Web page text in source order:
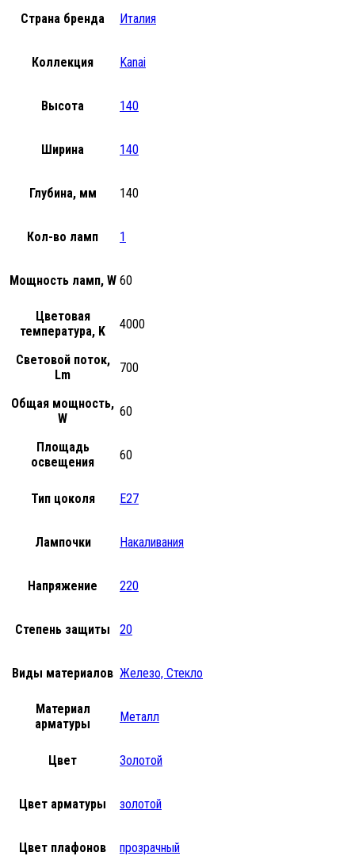
Страна бренда Италия
Коллекция Kanai
Высота 140
Ширина 140
Глубина, мм 140
Кол-во ламп 1
Мощность ламп, W 60
Цветовая
температура, K
4000
Световой поток,
Lm
700
Общая мощность,
W
60
Площадь
освещения
60
Тип цоколя E27
Лампочки Накаливания
Напряжение 220
Степень защиты 20
Виды материалов Железо, Стекло
Материал
арматуры
Металл
Цвет Золотой
Цвет арматуры золотой
Цвет плафонов прозрачный